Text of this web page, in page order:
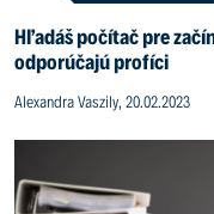
Hľadáš počítač pre
odporúčajú profíci
Alexandra Vaszily, 20.02.2023